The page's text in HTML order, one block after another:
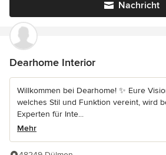
Nachricht
Dearhome Interior
Willkommen bei Dearhome! ✨ Eure
welches Stil und Funktion vereint, wird
Experten für Inte...
Mehr